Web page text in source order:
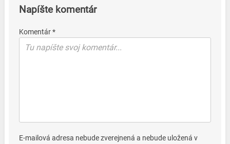
Napíšte komentár
Komentár *
E-mailová adresa nebude zverejnená a nebude uložená v